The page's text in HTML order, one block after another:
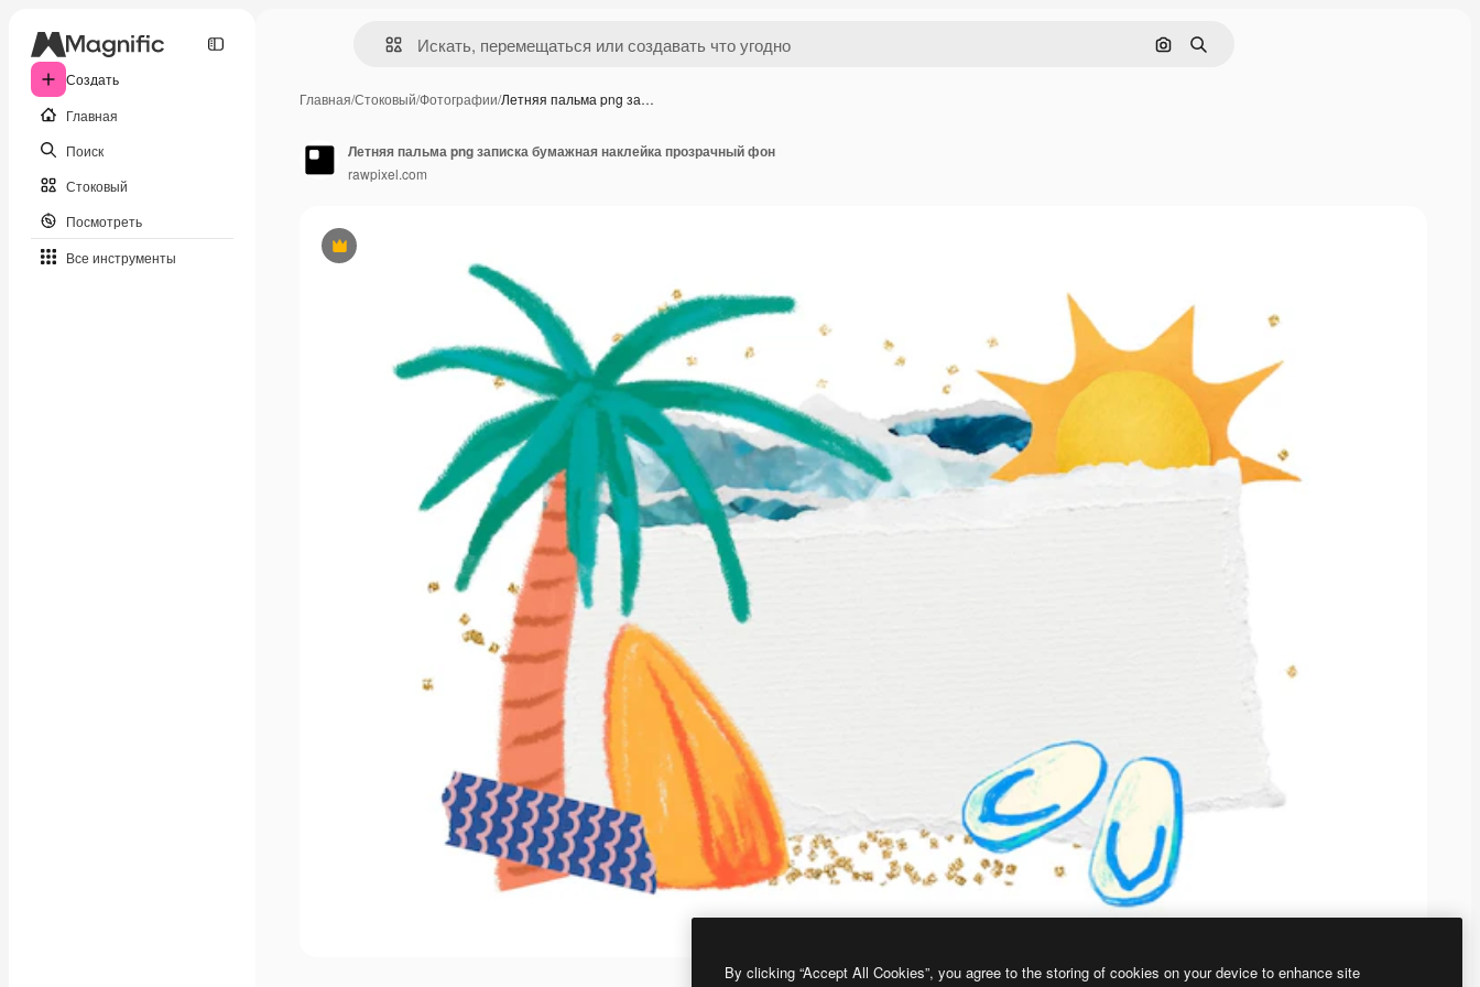
Создать
Главная
Поиск
Стоковый
Посмотреть
Все инструменты
Поиск по изображению
Поиск
Главная/Стоковый/Фотографии/Летняя пальма png за…
Премиум
Летняя пальма png записка бумажная наклейка прозрачный фон
rawpixel.com
By clicking “Accept All Cookies”, you agree to the storing of cookies on your device to enhance site